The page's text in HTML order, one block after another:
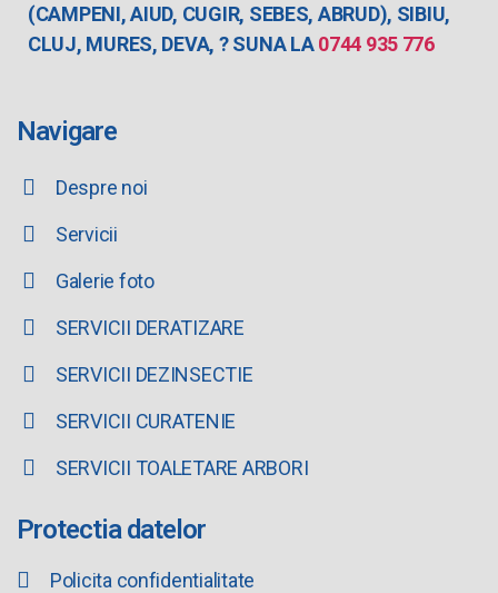
(CAMPENI, AIUD, CUGIR, SEBES, ABRUD), SIBIU,
CLUJ, MURES, DEVA, ? SUNA LA0744 935 776
Navigare
Despre noi
Servicii
Galerie foto
SERVICII DERATIZARE
SERVICII DEZINSECTIE
SERVICII CURATENIE
SERVICII TOALETARE ARBORI
Protectia datelor
Policita confidentialitate